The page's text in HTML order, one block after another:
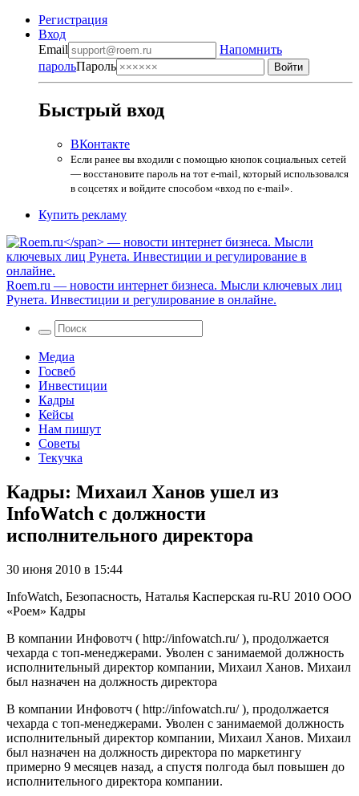
Регистрация
Вход
Email
Напомнить
парольПароль
Быстрый вход
ВКонтакте
Если ранее вы входили с помощью кнопок социальных сетей
— восстановите пароль на тот e-mail, который использовался
в соцсетях и войдите способом «вход по e-mail».
Купить рекламу
Roem.ru — новости интернет бизнеса. Мысли ключевых лиц
Рунета. Инвестиции и регулирование в онлайне.
Медиа
Госвеб
Инвестиции
Кадры
Кейсы
Нам пишут
Советы
Текучка
Кадры: Михаил Ханов ушел из
InfoWatch с должности
исполнительного директора
30 июня 2010 в 15:44
InfoWatch, Безопасность, Наталья Касперская ru-RU 2010 ООО
«Роем» Кадры
В компании Инфовотч ( http://infowatch.ru/ ), продолжается
чехарда с топ-менеджерами. Уволен с занимаемой должность
исполнительный директор компании, Михаил Ханов. Михаил
был назначен на должность директора
В компании Инфовотч ( http://infowatch.ru/ ), продолжается
чехарда с топ-менеджерами. Уволен с занимаемой должность
исполнительный директор компании, Михаил Ханов. Михаил
был назначен на должность директора по маркетингу
примерно 9 месяцев назад, а спустя полгода был повышен до
исполнительного директора компании.